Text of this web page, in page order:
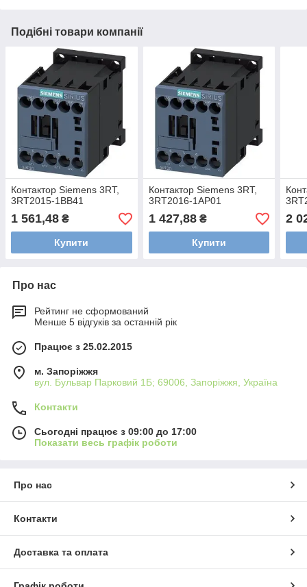
Подібні товари компанії
Контактор Siemens 3RT,
3RT2015-1BB41
1 561,48 ₴
Купити
Контактор Siemens 3RT,
3RT2016-1AP01
1 427,88₴
Купити
2
Про нас
Рейтинг не сформований
Менше 5 відгуків за останній рік
Працює з 25.02.2015
м. Запоріжжя
вул. Бульвар Парковий 1Б; 69006, Запоріжжя, Україна
Контакти
Сьогодні працює з 09:00 до 17:00
Показати весь графік роботи
Про нас
Контакти
Доставка та оплата